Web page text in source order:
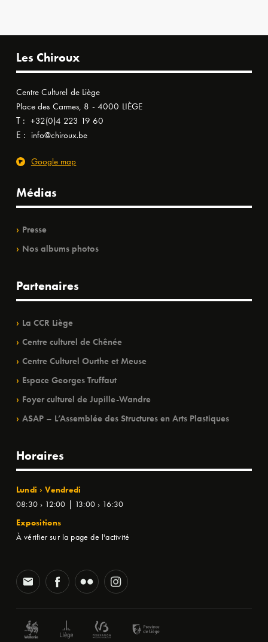
Les Chiroux
Centre Culturel de Liège
Place des Carmes, 8 - 4000 LIÈGE
T : +32(0)4 223 19 60
E : info@chiroux.be
Google map
Médias
Presse
Nos albums photos
Partenaires
La CCR Liège
Centre culturel de Chênée
Centre Culturel Ourthe et Meuse
Espace Georges Truffaut
Foyer culturel de Jupille-Wandre
ASAP – L’Assemblée des Structures en Arts Plastiques
Horaires
Lundi › Vendredi
08:30 › 12:00 | 13:00 › 16:30
Expositions
À vérifier sur la page de l'activité